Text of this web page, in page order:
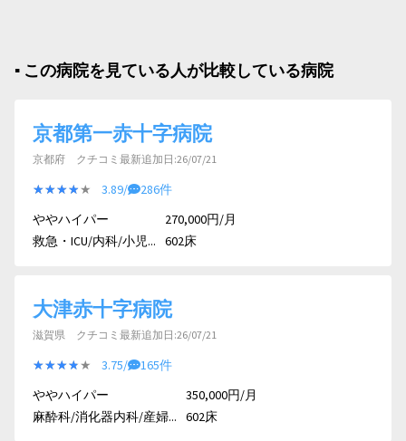
▪︎ この病院を見ている人が比較している病院
京都第一赤十字病院
京都府 クチコミ最新追加日:26/07/21
★★★★★
★★★★★ 3.89/
286件
ややハイパー
救急・ICU/内科/小児...
270,000円/月
602床
大津赤十字病院
滋賀県 クチコミ最新追加日:26/07/21
★★★★★
★★★★★ 3.75/
165件
ややハイパー
麻酔科/消化器内科/産婦...
350,000円/月
602床